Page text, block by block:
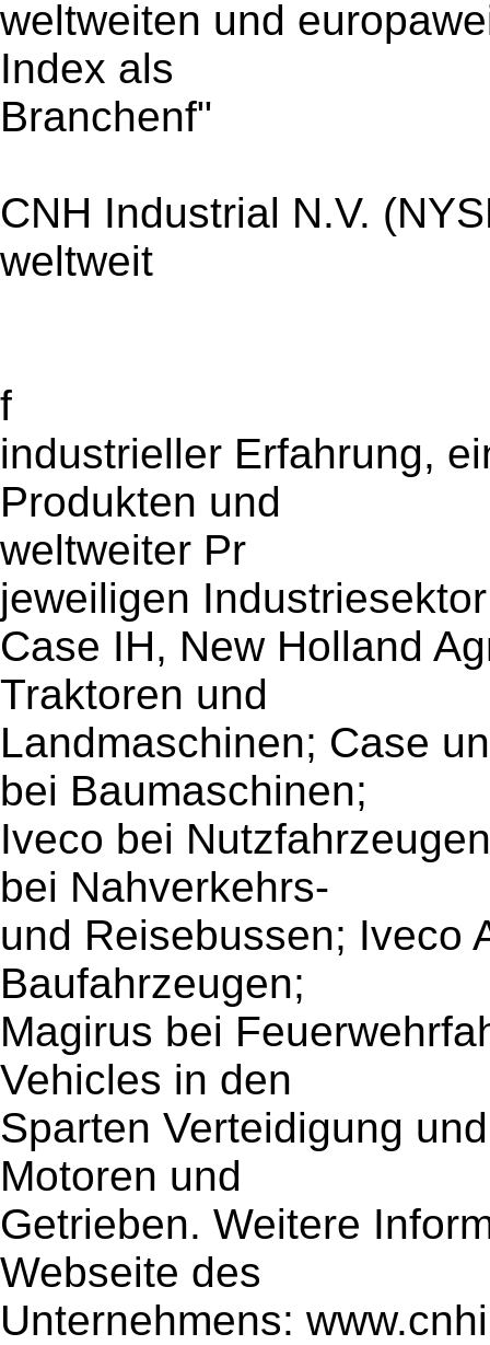
weltweiten und
Index als
Branchenf"
CNH Industrial N.V.
weltweit
f
industrieller Erfahrung,
Produkten und
weltweiter Pr
jeweiligen
Case IH, New Holland
Traktoren und
Landmaschinen; Case
bei Baumaschinen;
Iveco bei
bei Nahverkehrs-
und Reisebussen; Iveco
Baufahrzeugen;
Magirus bei
Vehicles in den
Sparten Verteidigung
Motoren und
Getrieben. Weitere
Webseite des
Unternehmens: